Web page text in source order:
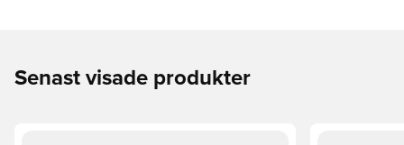
Senast visade produkter